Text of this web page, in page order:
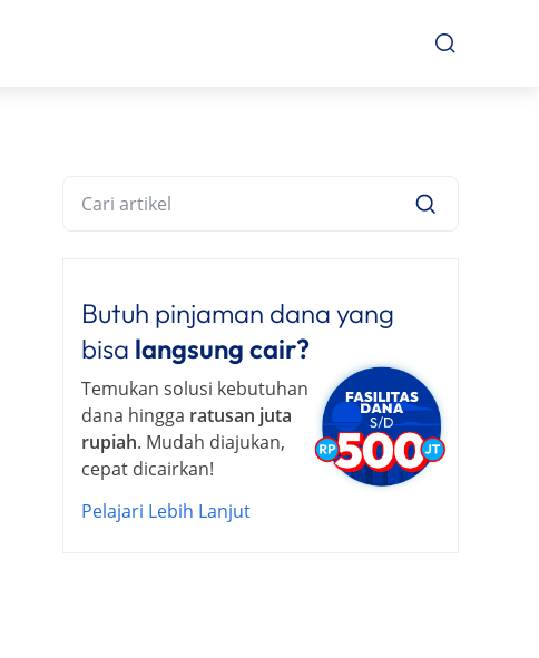
Butuh pinjaman dana yang
bisa langsung cair?
Temukan solusi kebutuhan
dana hingga ratusan juta
rupiah. Mudah diajukan,
cepat dicairkan!
Pelajari Lebih Lanjut